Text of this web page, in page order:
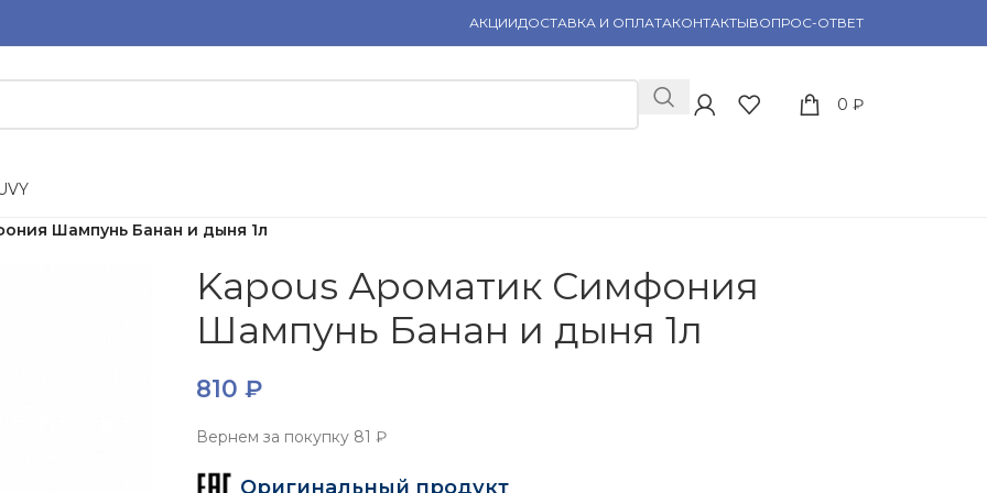
АКЦИИДОСТАВКА И ОПЛАТАКОНТАКТЫВОПРОС-ОТВЕТ
0 ₽
VY
Шампунь Банан и дыня 1л
Kapous Ароматик Симфония
Шампунь Банан и дыня 1л
810 ₽
Вернем за покупку81 ₽
Оригинальный продукт